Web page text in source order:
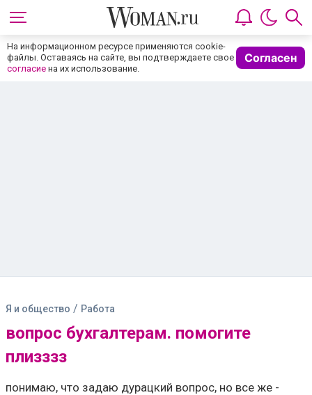
На информационном ресурсе применяются cookie-
файлы. Оставаясь на сайте, вы подтверждаете свое
согласие на их использование.
Согласен
Я и общество / Работа
вопрос бухгалтерам. помогите
плизззз
понимаю, что задаю дурацкий вопрос, но все же -